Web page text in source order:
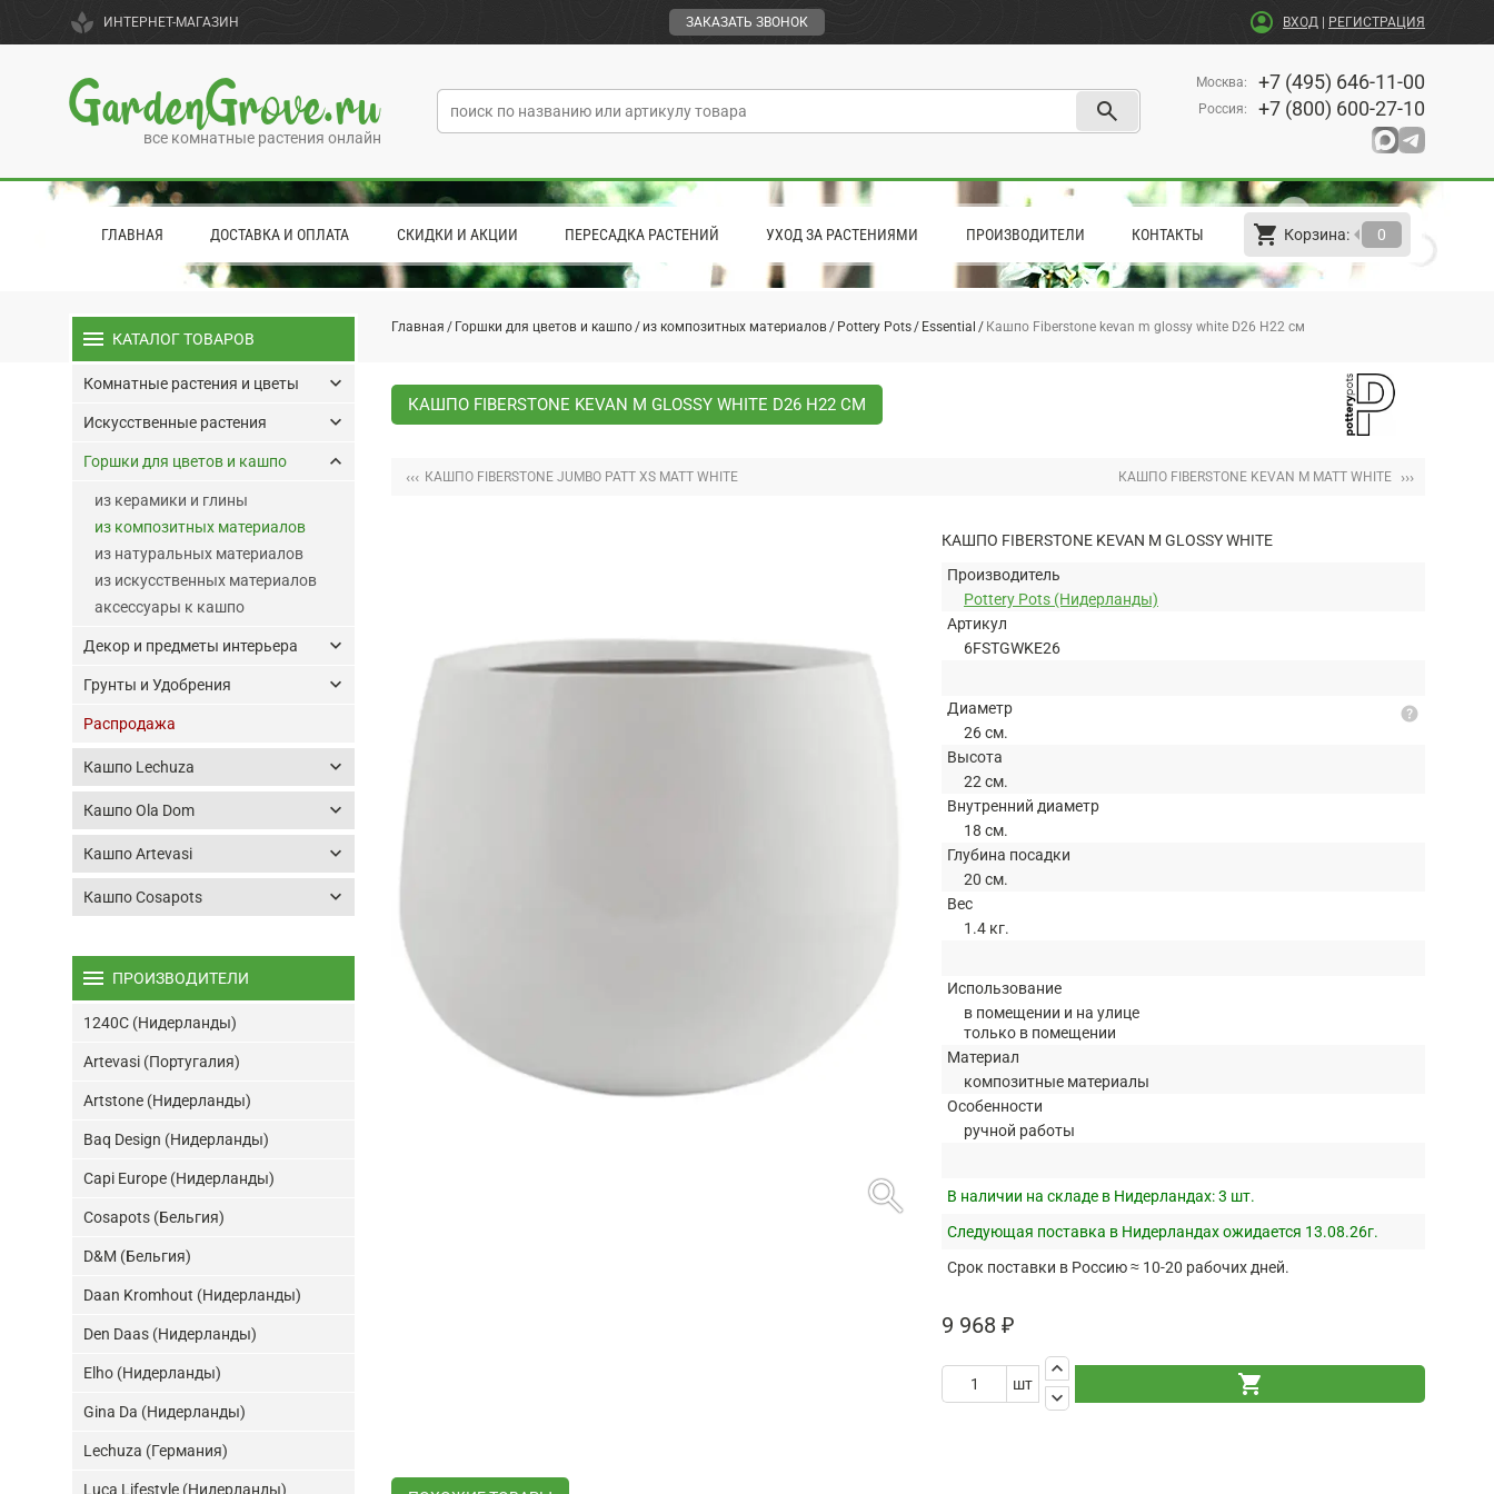
spa ИНТЕРНЕТ-МАГАЗИН ЗАКАЗАТЬ ЗВОНОК account_circle ВХОД РЕГИСТРАЦИЯ
GardenGrove.ru
все комнатные растения онлайн
search
Москва: +7 (495) 646-11-00
Россия: +7 (800) 600-27-10
ГЛАВНАЯ ДОСТАВКА И ОПЛАТА СКИДКИ И АКЦИИ ПЕРЕСАДКА РАСТЕНИЙ УХОД ЗА РАСТЕНИЯМИ ПРОИЗВОДИТЕЛИ КОНТАКТЫ shopping_cart Корзина: 0
arrow_left
Главная Горшки для цветов и кашпо из композитных материалов Pottery Pots Essential Кашпо Fiberstone kevan m glossy white D26 H22 см
КАШПО FIBERSTONE KEVAN M GLOSSY WHITE D26 H22 СМ
‹‹‹ КАШПО FIBERSTONE JUMBO PATT XS MATT WHITE КАШПО FIBERSTONE KEVAN M MATT WHITE ›››
search
КАШПО FIBERSTONE KEVAN M GLOSSY WHITE
Производитель
Pottery Pots (Нидерланды)
Артикул
6FSTGWKE26
Диаметр
26 см.
Высота
22 см.
Внутренний диаметр
18 см.
Глубина посадки
20 см.
Вес
1.4 кг.
help
Использование
в помещении и на улице
только в помещении
Материал
композитные материалы
Особенности
ручной работы
В наличии на складе в Нидерландах:3 шт.
Следующая поставка в Нидерландах ожидается 13.08.26г.
Срок поставки в Россию ≈ 10-20 рабочих дней.
9 968 ₽
шт
keyboard_arrow_up
keyboard_arrow_down
shopping_cart
menu КАТАЛОГ ТОВАРОВ
Комнатные растения и цветы keyboard_arrow_down
Искусственные растения keyboard_arrow_down
Горшки для цветов и кашпо keyboard_arrow_up
из керамики и глины
из композитных материалов
из натуральных материалов
из искусственных материалов
аксессуары к кашпо
Декор и предметы интерьера keyboard_arrow_down
Грунты и Удобрения keyboard_arrow_down
Распродажа
Кашпо Lechuza keyboard_arrow_down
Кашпо Ola Dom keyboard_arrow_down
Кашпо Artevasi keyboard_arrow_down
Кашпо Cosapots keyboard_arrow_down
menu ПРОИЗВОДИТЕЛИ
1240C (Нидерланды)
Artevasi (Португалия)
Artstone (Нидерланды)
Baq Design (Нидерланды)
Capi Europe (Нидерланды)
Cosapots (Бельгия)
D&M (Бельгия)
Daan Kromhout (Нидерланды)
Den Daas (Нидерланды)
Elho (Нидерланды)
Gina Da (Нидерланды)
Lechuza (Германия)
Luca Lifestyle (Нидерланды)